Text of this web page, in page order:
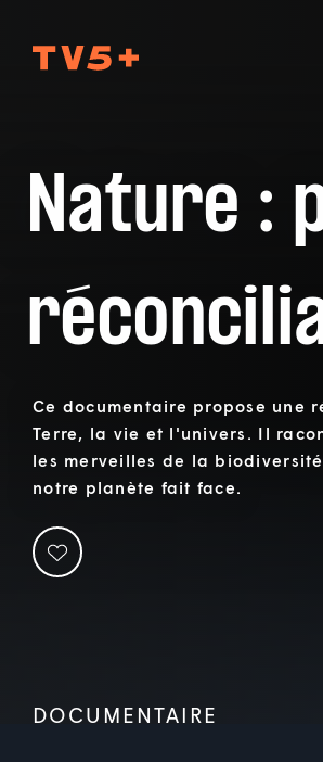
Nature :
Ce documentaire propose une
Terre, la vie et l'univers. Il
les merveilles de la
notre planète fait face.
DOCUMENTAIRE